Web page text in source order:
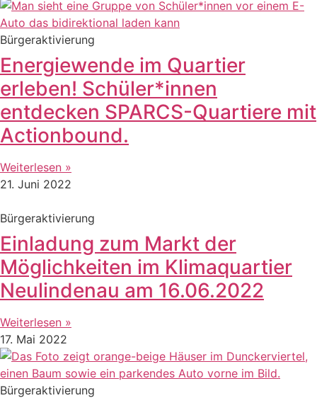
Bürgeraktivierung
Energiewende im Quartier
erleben! Schüler*innen
entdecken SPARCS-Quartiere mit
Actionbound.
Weiterlesen »
21. Juni 2022
Bürgeraktivierung
Einladung zum Markt der
Möglichkeiten im Klimaquartier
Neulindenau am 16.06.2022
Weiterlesen »
17. Mai 2022
Bürgeraktivierung